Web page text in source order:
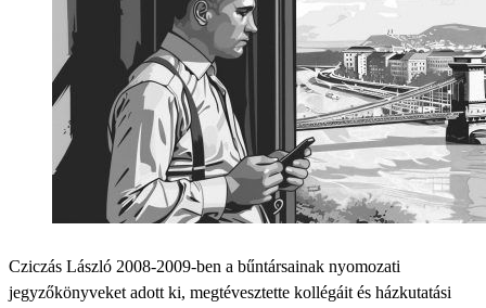
Cziczás László 2008-2009-ben a bűntársainak nyomozati
jegyzőkönyveket adott ki, megtévesztette kollégáit és házkutatási